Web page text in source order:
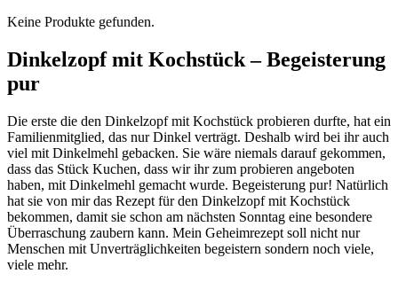
Keine Produkte gefunden.
Dinkelzopf mit Kochstück – Begeisterung
pur
Die erste die den Dinkelzopf mit Kochstück probieren durfte, hat ein
Familienmitglied, das nur Dinkel verträgt. Deshalb wird bei ihr auch
viel mit Dinkelmehl gebacken. Sie wäre niemals darauf gekommen,
dass das Stück Kuchen, dass wir ihr zum probieren angeboten
haben, mit Dinkelmehl gemacht wurde. Begeisterung pur! Natürlich
hat sie von mir das Rezept für den Dinkelzopf mit Kochstück
bekommen, damit sie schon am nächsten Sonntag eine besondere
Überraschung zaubern kann. Mein Geheimrezept soll nicht nur
Menschen mit Unverträglichkeiten begeistern sondern noch viele,
viele mehr.